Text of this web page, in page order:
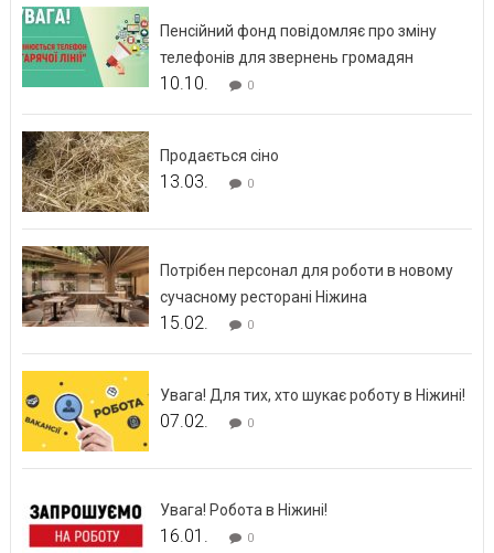
Пенсійний фонд повідомляє про зміну
телефонів для звернень громадян
10.10. 0
Продається сіно
13.03. 0
Потрібен персонал для роботи в новому
сучасному ресторані Ніжина
15.02. 0
Увага! Для тих, хто шукає роботу в Ніжині!
07.02. 0
Увага! Робота в Ніжині!
16.01. 0